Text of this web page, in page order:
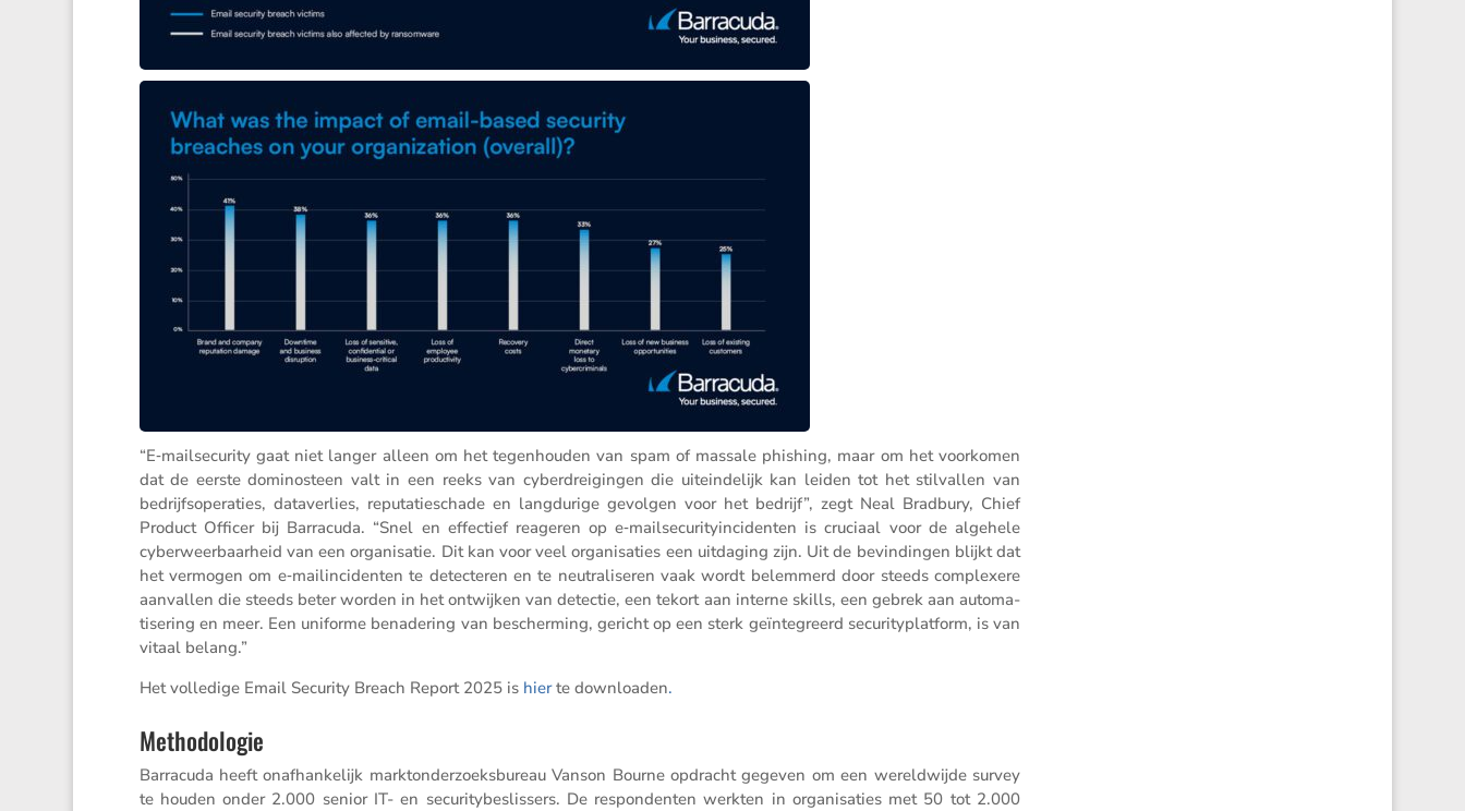
“E‑mailsecurity gaat niet langer alleen om het tegen­houden van spam of massale phishing, maar om het voorkomen
dat de eerste domino­steen valt in een reeks van cyber­drei­gingen die uitein­de­lijk kan leiden tot het stilvallen van
bedrijfs­ope­ra­ties, dataver­lies, reputa­tie­schade en langdu­rige gevolgen voor het bedrijf”, zegt Neal Bradbury, Chief
Product Officer bij Barra­cuda. “Snel en effec­tief reageren op e‑mailsecurityincidenten is cruciaal voor de algehele
cyber­weer­baar­heid van een organi­satie. Dit kan voor veel organi­sa­ties een uitda­ging zijn. Uit de bevin­dingen blijkt dat
het vermogen om e‑mailincidenten te detec­teren en te neutra­li­seren vaak wordt belem­merd door steeds complexere
aanvallen die steeds beter worden in het ontwijken van detectie, een tekort aan interne skills, een gebrek aan automa­
ti­se­ring en meer. Een uniforme benade­ring van bescher­ming, gericht op een sterk geïnte­greerd securi­ty­plat­form, is van
vitaal belang.”
Het volle­dige Email Security Breach Report 2025 is hierte downlo­aden.
Methodologie
Barra­cuda heeft onafhan­ke­lijk markt­on­der­zoeks­bu­reau Vanson Bourne opdracht gegeven om een wereld­wijde survey
te houden onder 2.000 senior IT- en securi­ty­be­slis­sers. De respon­denten werkten in organi­sa­ties met 50 tot 2.000